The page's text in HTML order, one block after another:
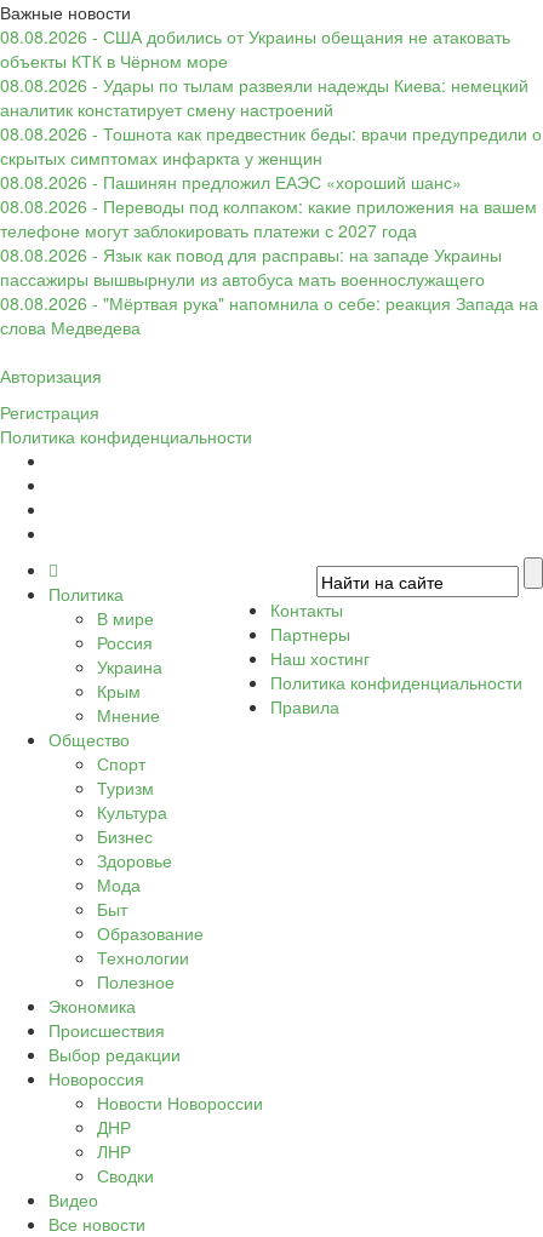
Важные новости
08.08.2026 - США добились от Украины обещания не атаковать
объекты КТК в Чёрном море
08.08.2026 - Удары по тылам развеяли надежды Киева: немецкий
аналитик констатирует смену настроений
08.08.2026 - Тошнота как предвестник беды: врачи предупредили о
скрытых симптомах инфаркта у женщин
08.08.2026 - Пашинян предложил ЕАЭС «хороший шанс»
08.08.2026 - Переводы под колпаком: какие приложения на вашем
телефоне могут заблокировать платежи с 2027 года
08.08.2026 - Язык как повод для расправы: на западе Украины
пассажиры вышвырнули из автобуса мать военнослужащего
08.08.2026 - "Мёртвая рука" напомнила о себе: реакция Запада на
слова Медведева
Авторизация
Регистрация
Политика конфиденциальности
Политика
В мире
Россия
Украина
Крым
Мнение
Общество
Спорт
Туризм
Культура
Бизнес
Здоровье
Мода
Быт
Образование
Технологии
Полезное
Экономика
Происшествия
Выбор редакции
Новороссия
Новости Новороссии
ДНР
ЛНР
Сводки
Видео
Все новости
Контакты
Партнеры
Наш хостинг
Политика конфиденциальности
Правила